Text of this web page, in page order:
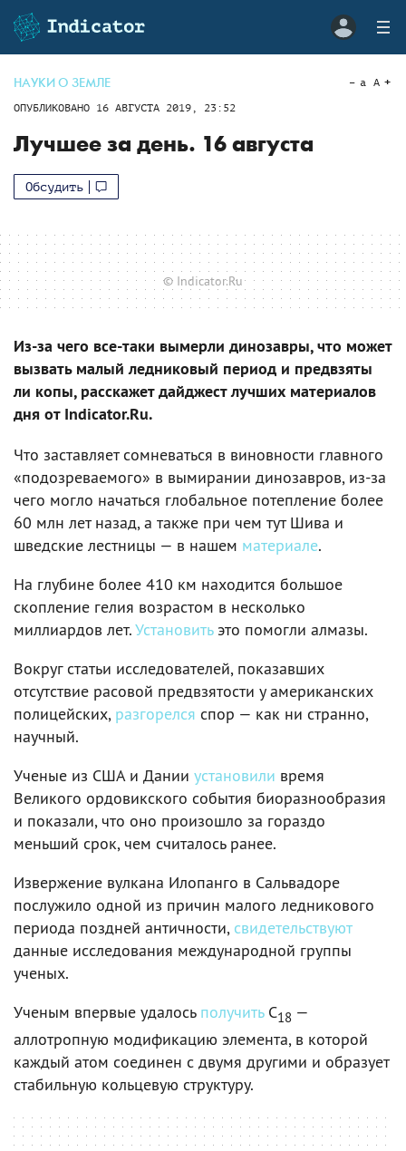
НАУКИ О ЗЕМЛЕ
ОПУБЛИКОВАНО 16 АВГУСТА 2019, 23:52
a A
Лучшее за день. 16 августа
Обсудить
© Indicator.Ru
Из-за чего все-таки вымерли динозавры, что может
вызвать малый ледниковый период и предвзяты
ли копы, расскажет дайджест лучших материалов
дня от Indicator.Ru.
Что заставляет сомневаться в виновности главного
«подозреваемого» в вымирании динозавров, из-за
чего могло начаться глобальное потепление более
60 млн лет назад, а также при чем тут Шива и
шведские лестницы — в нашем материале.
На глубине более 410 км находится большое
скопление гелия возрастом в несколько
миллиардов лет.Установитьэто помогли алмазы.
Вокруг статьи исследователей, показавших
отсутствие расовой предвзятости у американских
полицейских, разгорелся спор — как ни странно,
научный.
Ученые из США и Дании установили время
Великого ордовикского события биоразнообразия
и показали, что оно произошло за гораздо
меньший срок, чем считалось ранее.
Извержение вулкана Илопанго в Сальвадоре
послужило одной из причин малого ледникового
периода поздней античности, свидетельствуют
данные исследования международной группы
ученых.
Ученым впервые удалось получитьC18 —
аллотропную модификацию элемента, в которой
каждый атом соединен с двумя другими и образует
стабильную кольцевую структуру.